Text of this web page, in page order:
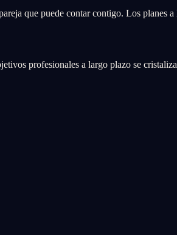
que puede contar contigo. Los planes
profesionales a largo plazo se